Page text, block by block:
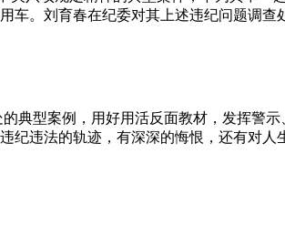
车。刘育春在纪委对其上述违纪问题调
型案例，用好用活反面教材，发挥警示
纪违法的轨迹，有深深的悔恨，还有